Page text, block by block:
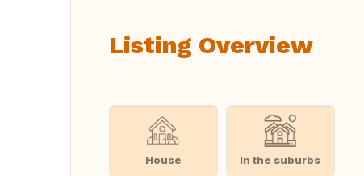
Listing Overview
House In the suburbs